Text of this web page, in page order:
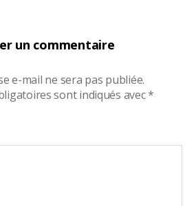
un commentaire
e-mail ne sera pas publiée.
sont indiqués avec*